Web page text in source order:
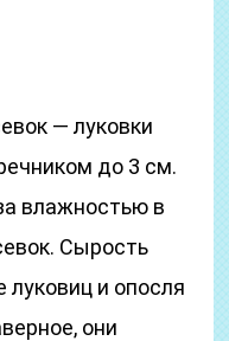
— луковки
до 3 см.
влажностью в
Сырость
луковиц и опосля
они